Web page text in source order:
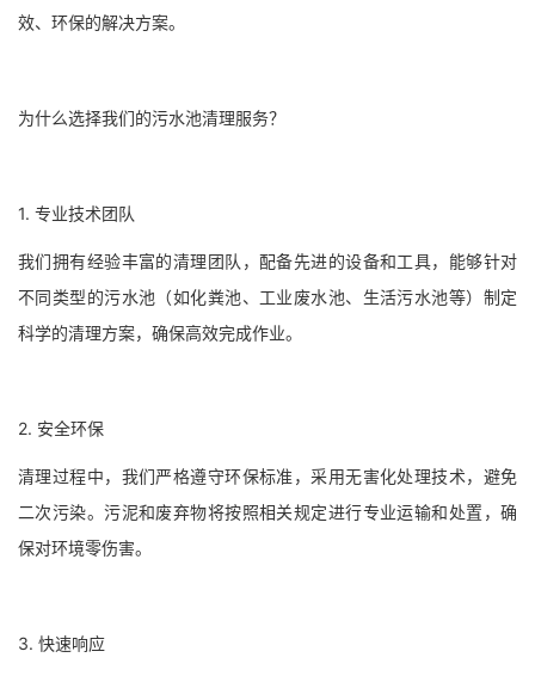
效、环保的解决方案。
为什么选择我们的污水池清理服务？
1. 专业技术团队
我们拥有经验丰富的清理团队，配备先进的设备和工具，能够针对
不同类型的污水池（如化粪池、工业废水池、生活污水池等）制定
科学的清理方案，确保高效完成作业。
2. 安全环保
清理过程中，我们严格遵守环保标准，采用无害化处理技术，避免
二次污染。污泥和废弃物将按照相关规定进行专业运输和处置，确
保对环境零伤害。
3. 快速响应